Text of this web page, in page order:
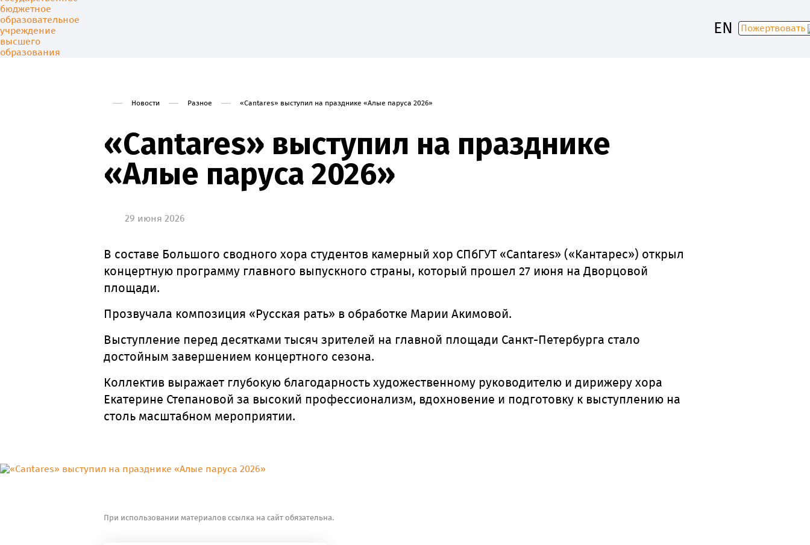
EN Пожертвовать
Новости Разное «Cantares» выступил на празднике «Алые паруса 2026»
«Cantares» выступил на празднике
«Алые паруса 2026»
29 июня 2026
В составе Большого сводного хора студентов камерный хор СПбГУТ «Cantares» («Кантарес») открыл
концертную программу главного выпускного страны, который прошел 27 июня на Дворцовой
площади.
Прозвучала композиция «Русская рать» в обработке Марии Акимовой.
Выступление перед десятками тысяч зрителей на главной площади Санкт-Петербурга стало
достойным завершением концертного сезона.
Коллектив выражает глубокую благодарность художественному руководителю и дирижеру хора
Екатерине Степановой за высокий профессионализм, вдохновение и подготовку к выступлению на
столь масштабном мероприятии.
При использовании материалов ссылка на сайт обязательна.